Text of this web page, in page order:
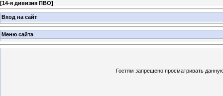
[14-я дивизия ПВО]
Вход на сайт
Меню сайта
Гостям запрещено просматривать